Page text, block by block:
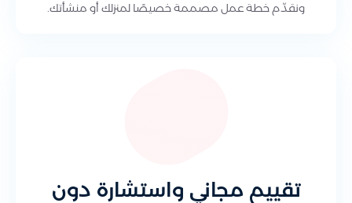
ونقدّم خطة عمل مصممة خصيصًا لمنزلك أو منشأتك.
تقييم مجاني واستشارة دون